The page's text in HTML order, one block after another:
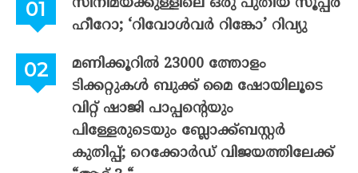
ഹീറോ; ‘റിവോൾവർ റിങ്കോ’ റിവ്യു
മണിക്കൂറിൽ 23000 ത്തോളം
ടിക്കറ്റുകൾ ബുക്ക് മൈ ഷോയിലൂടെ
വിറ്റ് ഷാജി പാപ്പന്റെയും
പിള്ളേരുടെയും ബ്ലോക്ക്ബസ്റ്റർ
കുതിപ്പ്; റെക്കോർഡ് വിജയത്തിലേക്ക്